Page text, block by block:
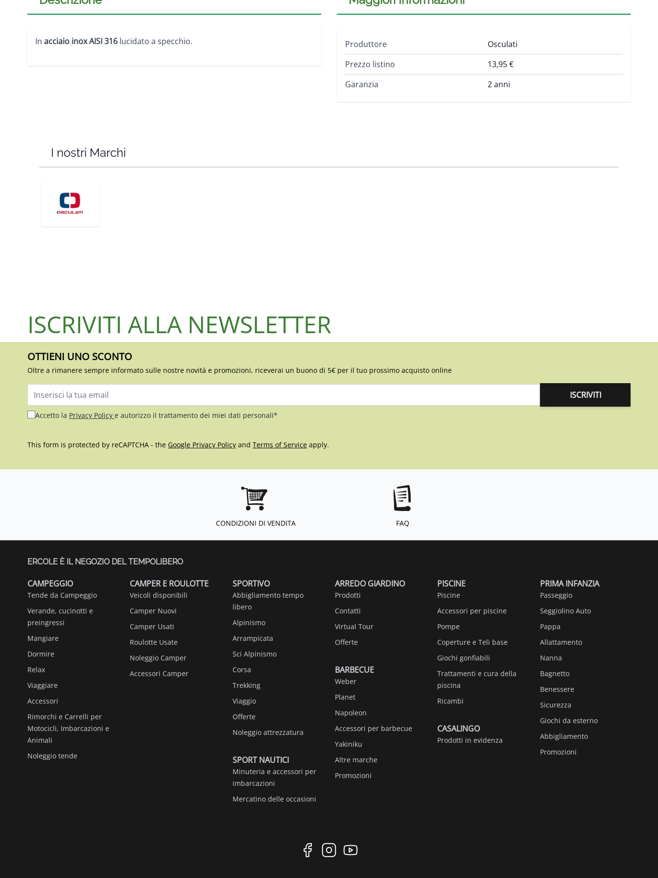
In acciaio inox AISI 316 lucidato a specchio. Produttore
Osculati
Prezzo listino
13,95 €
Garanzia
2 anni
I nostri Marchi
ISCRIVITI ALLA NEWSLETTER
OTTIENI UNO SCONTO
Oltre a rimanere sempre informato sulle nostre novità e promozioni, riceverai un buono di 5€ per il tuo prossimo acquisto online
Indirizzo email ISCRIVITI
Accetto la Privacy Policy e autorizzo il trattamento dei miei dati personali*
This form is protected by reCAPTCHA - the Google Privacy Policy and Terms of Service apply.
CONDIZIONI DI VENDITA FAQ
ERCOLE È IL NEGOZIO DEL TEMPOLIBERO
CAMPEGGIO
Tende da Campeggio
Verande, cucinotti e
preingressi
Mangiare
Dormire
Relax
Viaggiare
Accessori
Rimorchi e Carrelli per
Motocicli, Imbarcazioni e
Animali
Noleggio tende
CAMPER E ROULOTTE
Veicoli disponibili
Camper Nuovi
Camper Usati
Roulotte Usate
Noleggio Camper
Accessori Camper
SPORTIVO
Abbigliamento tempo
libero
Alpinismo
Arrampicata
Sci Alpinismo
Corsa
Trekking
Viaggio
Offerte
Noleggio attrezzatura
SPORT NAUTICI
Minuteria e accessori per
imbarcazioni
Mercatino delle occasioni
ARREDO GIARDINO
Prodotti
Contatti
Virtual Tour
Offerte
BARBECUE
Weber
Planet
Napoleon
Accessori per barbecue
Yakiniku
Altre marche
Promozioni
PISCINE
Piscine
Accessori per piscine
Pompe
Coperture e Teli base
Giochi gonfiabili
Trattamenti e cura della
piscina
Ricambi
CASALINGO
Prodotti in evidenza
PRIMA INFANZIA
Passeggio
Seggiolino Auto
Pappa
Allattamento
Nanna
Bagnetto
Benessere
Sicurezza
Giochi da esterno
Abbigliamento
Promozioni